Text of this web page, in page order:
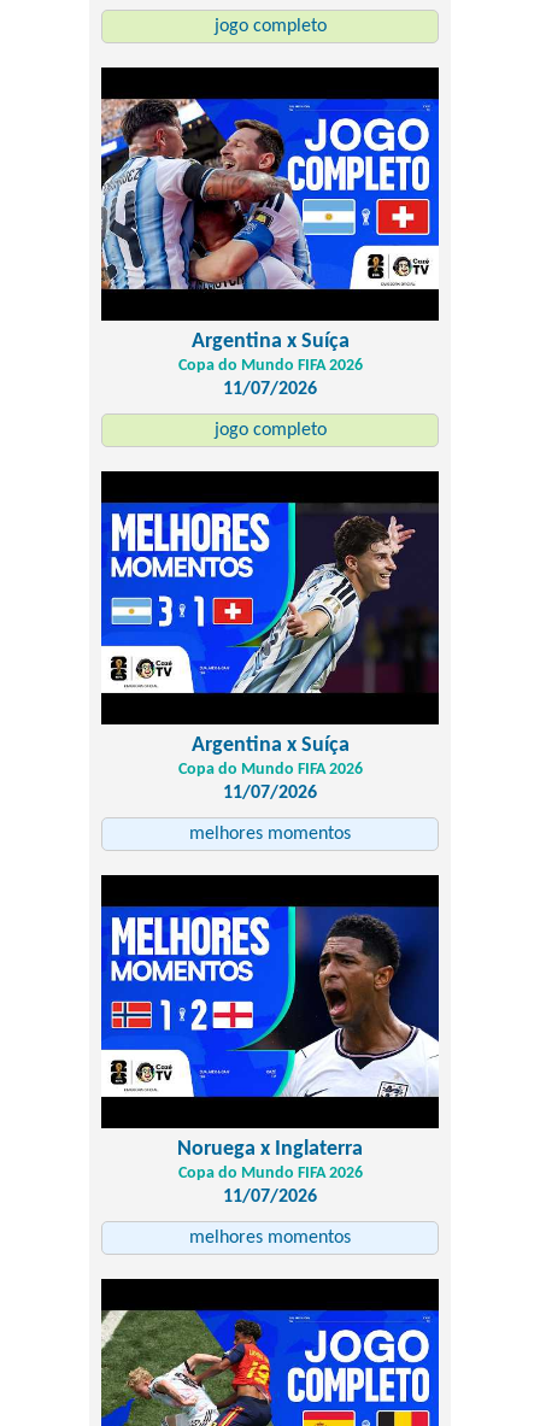
jogo completo
Argentina x Suíça
Copa do Mundo FIFA 2026
11/07/2026
jogo completo
Argentina x Suíça
Copa do Mundo FIFA 2026
11/07/2026
melhores momentos
Noruega x Inglaterra
Copa do Mundo FIFA 2026
11/07/2026
melhores momentos